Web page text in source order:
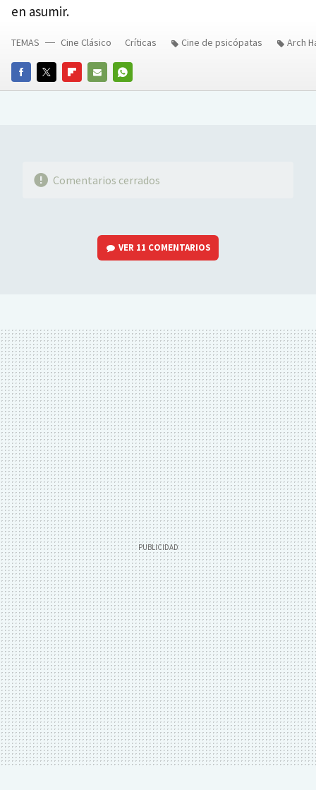
en asumir.
FACEBOOKTWITTERFLIPBOARD
E-
WHATSAPP
TEMAS Cine Clásico Críticas Cine de psicópatas Arch
Comentarios cerrados
VER 11 COMENTARIOS